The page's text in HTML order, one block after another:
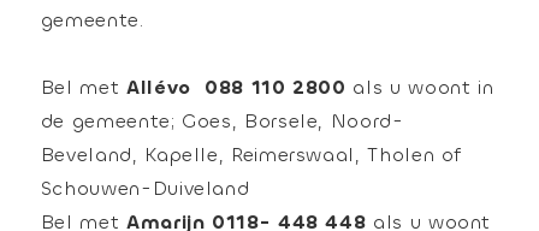
gemeente.
Bel met Allévo 088 110 2800 als u woont in
de gemeente; Goes, Borsele, Noord-
Beveland, Kapelle, Reimerswaal, Tholen of
Schouwen-Duiveland
Bel met Amarijn 0118- 448 448 als u woont